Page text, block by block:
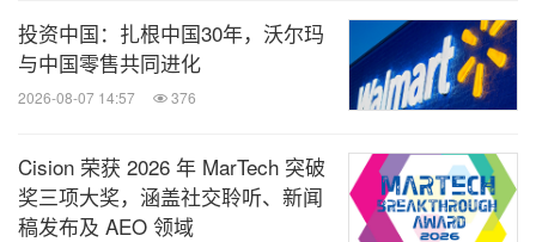
投资中国：扎根中国30年，沃尔玛
与中国零售共同进化
2026-08-07 14:57 376
Cision 荣获 2026 年 MarTech 突破
奖三项大奖，涵盖社交聆听、新闻
稿发布及 AEO 领域